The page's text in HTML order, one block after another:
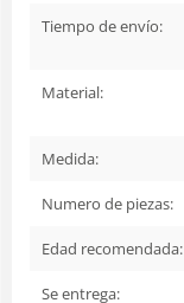
Tiempo de envío:
Material:
Medida:
Numero de piezas:
Edad recomendada:
Se entrega: